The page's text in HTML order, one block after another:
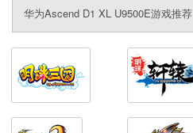
华为Ascend D1 XL U9500E游戏推荐